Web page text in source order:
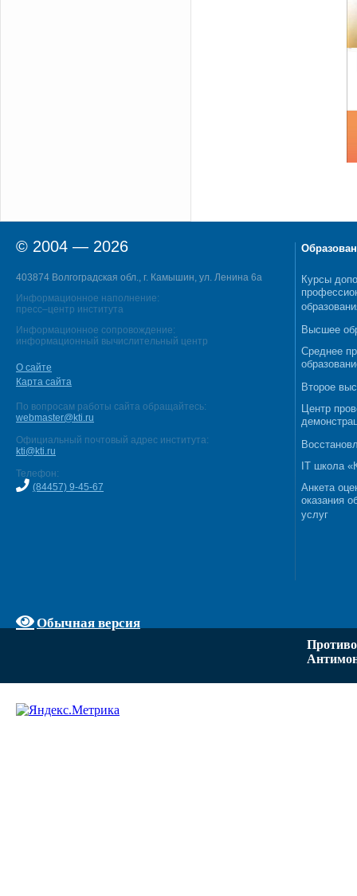
© 2004 — 2026
403874 Волгоградская обл., г. Камышин, ул. Ленина 6а
Информационное наполнение:
пресс–центр института
Информационное сопровождение:
информационный вычислительный центр
О сайте
Карта сайта
По вопросам работы сайта обращайтесь:
webmaster@kti.ru
Официальный почтовый адрес института:
kti@kti.ru
Телефон:
(84457) 9-45-67
Обычная версия
Курсы
Высшее
Среднее
Второе
Центр
IT школа
Анкета
оказания
услуг